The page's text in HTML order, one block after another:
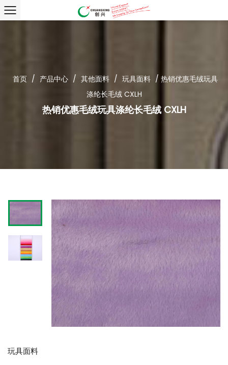
首页 / 产品中心 / 其他面料 / 玩具面料 / 热销优惠毛绒玩具
涤纶长毛绒 CXLH
热销优惠毛绒玩具涤纶长毛绒 CXLH
玩具面料